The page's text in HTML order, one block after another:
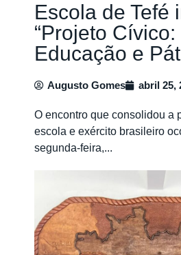
Escola de Tefé
“Projeto Cívico:
Educação e
Augusto Gomes abril 25,
O encontro que consolidou a
escola e exército brasileiro
segunda-feira,...